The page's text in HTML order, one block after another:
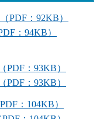
：92KB）
：94KB）
：93KB）
：93KB）
：104KB）